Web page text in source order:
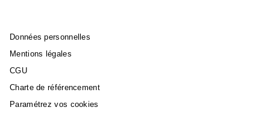
Données personnelles
Mentions légales
CGU
Charte de référencement
Paramétrez vos cookies